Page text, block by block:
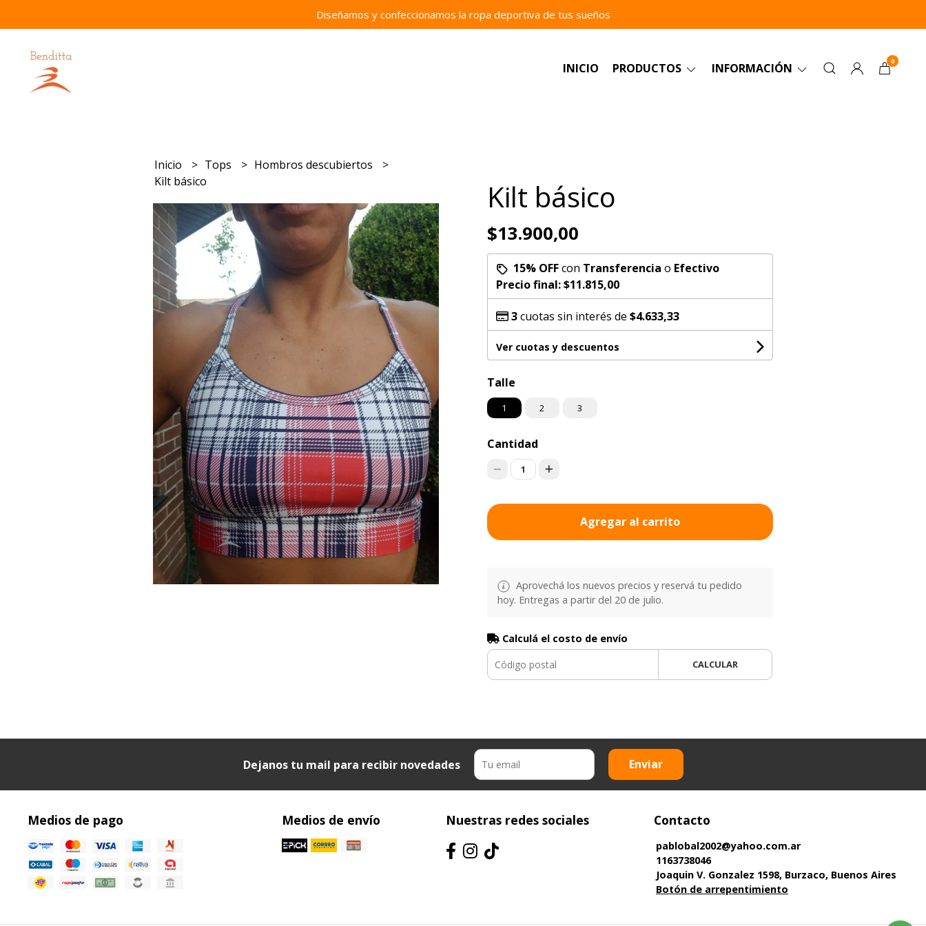
Diseñamos y confeccionamos la ropa deportiva de tus sueños
INICIO PRODUCTOS INFORMACIÓN 0
Inicio Tops
Hombros descubiertos
Kilt básico
Kilt básico
$13.900,00
15% OFFcon Transferencia o Efectivo
Precio final:$11.815,00
3cuotas sin interés de $4.633,33
Ver cuotas y descuentos
Talle
1 2 3
Cantidad
1
Agregar al carrito
Aprovechá los nuevos precios y reservá tu pedido
hoy. Entregas a partir del 20 de julio.
Calculá el costo de envío
CALCULAR
Dejanos tu mail para recibir novedades Enviar
Medios de pago Medios de envío Nuestras redes sociales Contacto
pablobal2002@yahoo.com.ar
1163738046
Joaquin V. Gonzalez 1598, Burzaco, Buenos Aires
Botón de arrepentimiento